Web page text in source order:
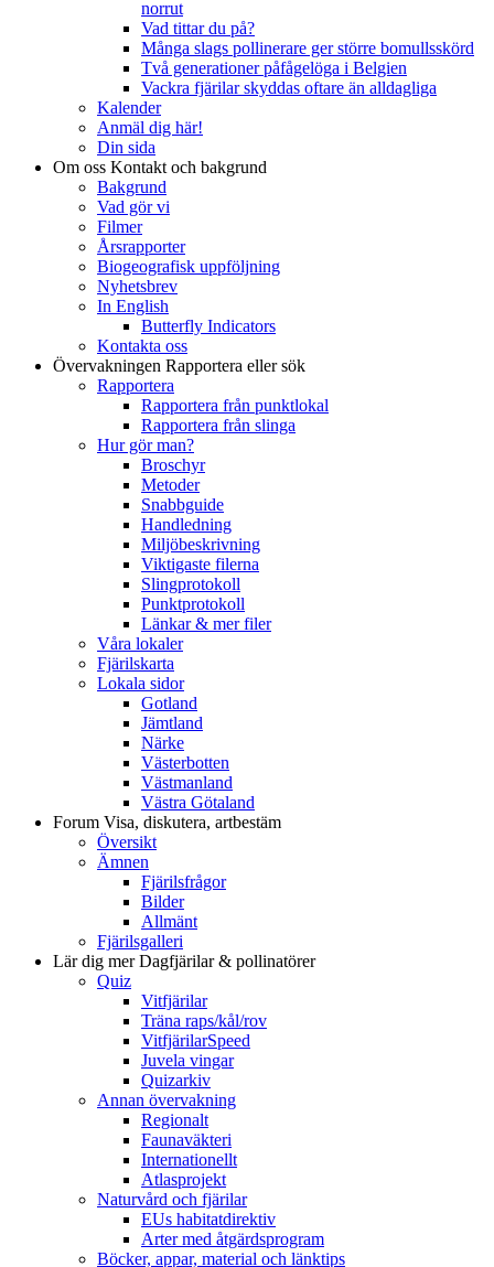
norrut
Vad tittar du på?
Många slags pollinerare ger större bomullsskörd
Två generationer påfågelöga i Belgien
Vackra fjärilar skyddas oftare än alldagliga
Kalender
Anmäl dig här!
Din sida
Om oss Kontakt och bakgrund
Bakgrund
Vad gör vi
Filmer
Årsrapporter
Biogeografisk uppföljning
Nyhetsbrev
In English
Butterfly Indicators
Kontakta oss
Övervakningen Rapportera eller sök
Rapportera
Rapportera från punktlokal
Rapportera från slinga
Hur gör man?
Broschyr
Metoder
Snabbguide
Handledning
Miljöbeskrivning
Viktigaste filerna
Slingprotokoll
Punktprotokoll
Länkar & mer filer
Våra lokaler
Fjärilskarta
Lokala sidor
Gotland
Jämtland
Närke
Västerbotten
Västmanland
Västra Götaland
Forum Visa, diskutera, artbestäm
Översikt
Ämnen
Fjärilsfrågor
Bilder
Allmänt
Fjärilsgalleri
Lär dig merDagfjärilar & pollinatörer
Quiz
Vitfjärilar
Träna raps/kål/rov
VitfjärilarSpeed
Juvela vingar
Quizarkiv
Annan övervakning
Regionalt
Faunaväkteri
Internationellt
Atlasprojekt
Naturvård och fjärilar
EUs habitatdirektiv
Arter med åtgärdsprogram
Böcker, appar, material och länktips